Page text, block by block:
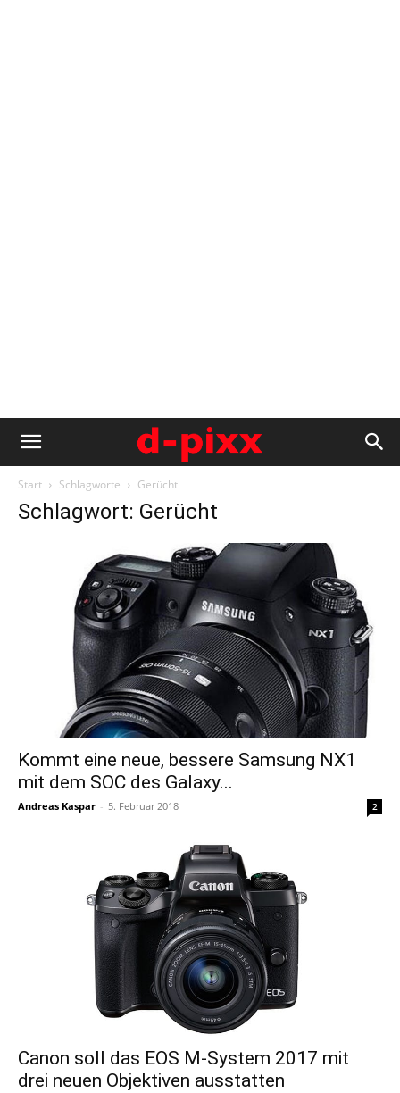
Start Schlagworte Gerücht
Schlagwort: Gerücht
Kommt eine neue, bessere Samsung NX1
mit dem SOC des Galaxy...
Andreas Kaspar - 5. Februar 2018 2
Canon soll das EOS M-System 2017 mit
drei neuen Objektiven ausstatten